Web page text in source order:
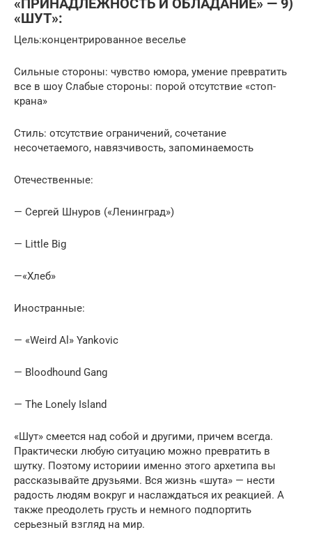
«ПРИНАДЛЕЖНОСТЬ И ОБЛАДАНИЕ» — 9)
«ШУТ»:
Цель:концентрированное веселье
Сильные стороны: чувство юмора, умение превратить
все в шоу Слабые стороны: порой отсутствие «стоп-
крана»
Стиль: отсутствие ограничений, сочетание
несочетаемого, навязчивость, запоминаемость
Отечественные:
— Сергей Шнуров («Ленинград»)
— Little Big
—«Хлеб»
Иностранные:
— «Weird Al» Yankovic
— Bloodhound Gang
— The Lonely Island
«Шут» смеется над собой и другими, причем всегда.
Практически любую ситуацию можно превратить в
шутку. Поэтому историии именно этого архетипа вы
рассказывайте друзьями. Вся жизнь «шута» — нести
радость людям вокруг и наслаждаться их реакцией. А
также преодолеть грусть и немного подпортить
серьезный взгляд на мир.